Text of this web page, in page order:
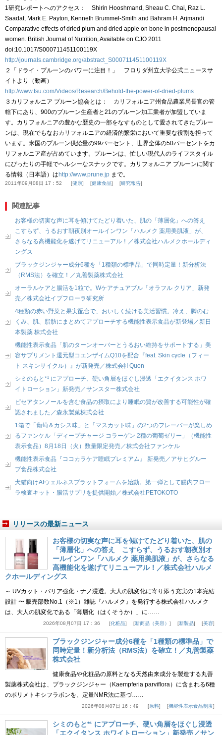
1研究レポートへのアクセス： Shirin Hooshmand, Sheau C. Chai, Raz L.
Saadat, Mark E. Payton, Kenneth Brummel-Smith and Bahram H. Arjmandi
Comparative effects of dried plum and dried apple on bone in postmenopausal
women. British Journal of Nutrition, Available on CJO 2011
doi:10.1017/S000711451100119X
http://journals.cambridge.org/abstract_S000711451100119X
２「ドライ・プルーンのパワーに注目！」 フロリダ州立大学公式ニュースサ
イトより（動画）
http://www.fsu.com/Videos/Research/Behold-the-power-of-dried-plums
３カリフォルニア プルーン協会とは： カリフォルニア州食品農業局長官の管
轄下にあり、900のプルーン生産者と21のプルーン加工業者が加盟していま
す。カリフォルニアの豊かな歴史の一部をなすものとして愛されてきたプルー
ンは、現在でもなおカリフォルニアの経済的繁栄において重要な役割を担って
います。米国のプルーン供給量の99パーセント、世界全体の50パーセントをカ
リフォルニア産が占めています。プルーンは、忙しい現代人のライフスタイル
にぴったりの手軽でヘルシーなスナックです。カリフォルニア プルーンに関す
る情報（日本語）は http://www.prune.jp まで。
2011年09月08日 17：52 健康 健康食品 研究報告
関連記事
お客様の切実な声に耳を傾けてたどり着いた、肌の「薄層化」への答え
こすらず、うるおす朝夜別オールインワン「ハルメク 薬用美肌液」が、
さらなる高機能化を遂げてリニューアル！／株式会社ハルメクホールディ
ングス
ブラックジンジャー成分6種を「1種類の標準品」で同時定量！新分析法
（RMS法）を確立！／丸善製薬株式会社
オーラルケアと腸活を1粒で。Wケアチュアブル「オラフル クリア」新発
売／株式会社イブフローラ研究所
4種類の赤い野菜と果実配合で、おいしく続ける美活習慣。冷え、脚のむ
くみ、肌、脂肪にまとめてアプローチする機能性表示食品が新登場／新日
本製薬 株式会社
機能性表示食品「肌のターンオーバーとうるおい維持をサポートする」美
容サプリメント還元型コエンザイムQ10を配合『feat. Skin cycle（フィー
ト スキンサイクル）』が新発売／株式会社Quon
シミのもと*¹ にアプローチ、硬い角層をほぐし浸透「エクイタンス ホワ
イトローション」新発売／サンスター株式会社
ピセアタンノールを含む食品の摂取により睡眠の質が改善する可能性が確
認されました／森永製菓株式会社
1箱で「葡萄＆カシス味」と「マスカット味」の2つのフレーバーが楽しめ
るファンケル「ディープチャージ コラーゲン 2種の葡萄ゼリー」（機能性
表示食品）8月18日（火）数量限定発売／株式会社ファンケル
機能性表示食品『ココカラケア睡眠プレミアム』 新発売／アサヒグルー
プ食品株式会社
犬猫向けAIウェルネスプラットフォームを始動。第一弾として腸内フロー
ラ検査キット・腸活サプリを提供開始／株式会社PETOKOTO
リリースの最新ニュース
お客様の切実な声に耳を傾けてたどり着いた、肌の
「薄層化」への答え こすらず、うるおす朝夜別オ
ールインワン「ハルメク 薬用美肌液」が、さらなる
高機能化を遂げてリニューアル！／株式会社ハルメ
クホールディングス
～ UVカット・バリア強化・ナノ浸透。大人の肌変化に寄り添う充実の1本完結
設計 〜 販売部数No.1（※1）雑誌『ハルメク』を発行する株式会社ハルメク
は、大人の肌変化である「薄層化（はくそうか）」に……
2026年08月07日 17：36 化粧品 新商品（美容） 新製品 美容
ブラックジンジャー成分6種を「1種類の標準品」で
同時定量！新分析法（RMS法）を確立！／丸善製薬
株式会社
健康食品や化粧品の原料となる天然由来成分を製造する丸善
製薬株式会社は、ブラックジンジャー（Kaempferia parviflora）に含まれる6種
のポリメトキシフラボンを、定量NMR法に基づ……
2026年08月07日 16：49 原料 機能性表示食品制度
シミのもと*¹ にアプローチ、硬い角層をほぐし浸透
「エクイタンス ホワイトローション」新発売／サン